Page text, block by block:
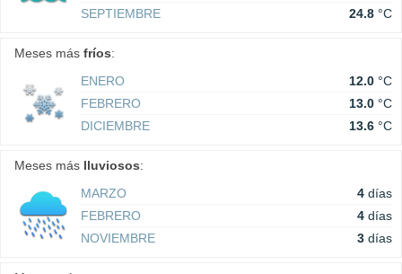
SEPTIEMBRE
24.8 °C
Meses más fríos:
ENERO
12.0 °C
FEBRERO
13.0 °C
DICIEMBRE
13.6 °C
Meses más lluviosos:
MARZO
4 días
FEBRERO
4 días
NOVIEMBRE
3 días